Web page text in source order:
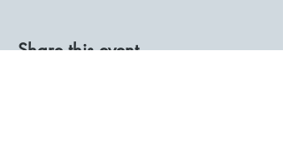
Share this event